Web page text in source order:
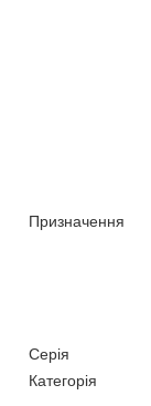
Призначення
Серія
Категорія